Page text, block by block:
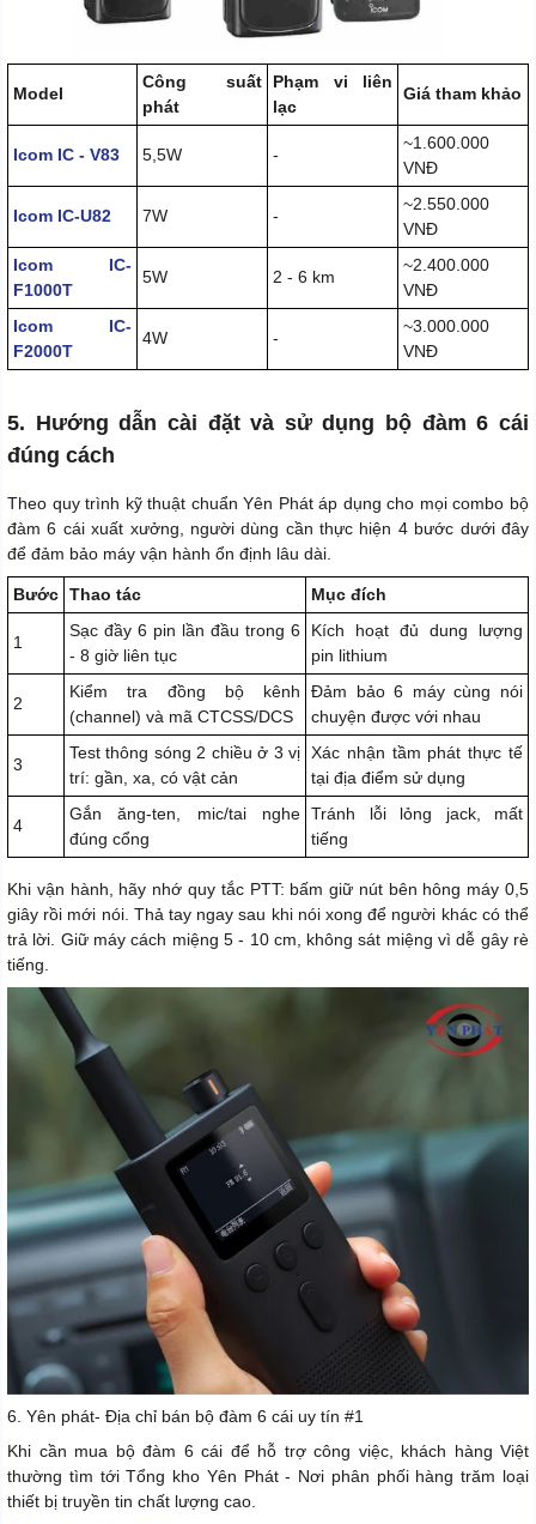
Model
Công suất
phát
Phạm vi liên
lạc
Giá tham khảo
Icom IC - V83 5,5W -
~1.600.000
VNĐ
Icom IC-U82 7W -
~2.550.000
VNĐ
Icom IC-
F1000T
5W 2 - 6 km
~2.400.000
VNĐ
Icom IC-
F2000T
4W -
~3.000.000
VNĐ
5. Hướng dẫn cài đặt và sử dụng bộ đàm 6 cái
đúng cách
Theo quy trình kỹ thuật chuẩn Yên Phát áp dụng cho mọi combo bộ
đàm 6 cái xuất xưởng, người dùng cần thực hiện 4 bước dưới đây
để đảm bảo máy vận hành ổn định lâu dài.
Bước Thao tác Mục đích
1
Sạc đầy 6 pin lần đầu trong 6
- 8 giờ liên tục
Kích hoạt đủ dung lượng
pin lithium
2
Kiểm tra đồng bộ kênh
(channel) và mã CTCSS/DCS
Đảm bảo 6 máy cùng nói
chuyện được với nhau
3
Test thông sóng 2 chiều ở 3 vị
trí: gần, xa, có vật cản
Xác nhận tầm phát thực tế
tại địa điểm sử dụng
4
Gắn ăng-ten, mic/tai nghe
đúng cổng
Tránh lỗi lỏng jack, mất
tiếng
Khi vận hành, hãy nhớ quy tắc PTT: bấm giữ nút bên hông máy 0,5
giây rồi mới nói. Thả tay ngay sau khi nói xong để người khác có thể
trả lời. Giữ máy cách miệng 5 - 10 cm, không sát miệng vì dễ gây rè
tiếng.
6. Yên phát- Địa chỉ bán bộ đàm 6 cái uy tín #1
Khi cần mua bộ đàm 6 cái để hỗ trợ công việc, khách hàng Việt
thường tìm tới Tổng kho Yên Phát - Nơi phân phối hàng trăm loại
thiết bị truyền tin chất lượng cao.